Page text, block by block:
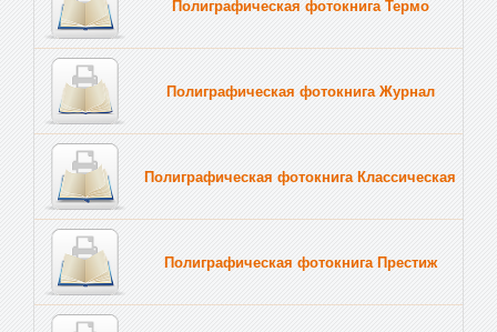
Полиграфическая фотокнига Термо
Полиграфическая фотокнига Журнал
Полиграфическая фотокнига Классическая
Полиграфическая фотокнига Престиж